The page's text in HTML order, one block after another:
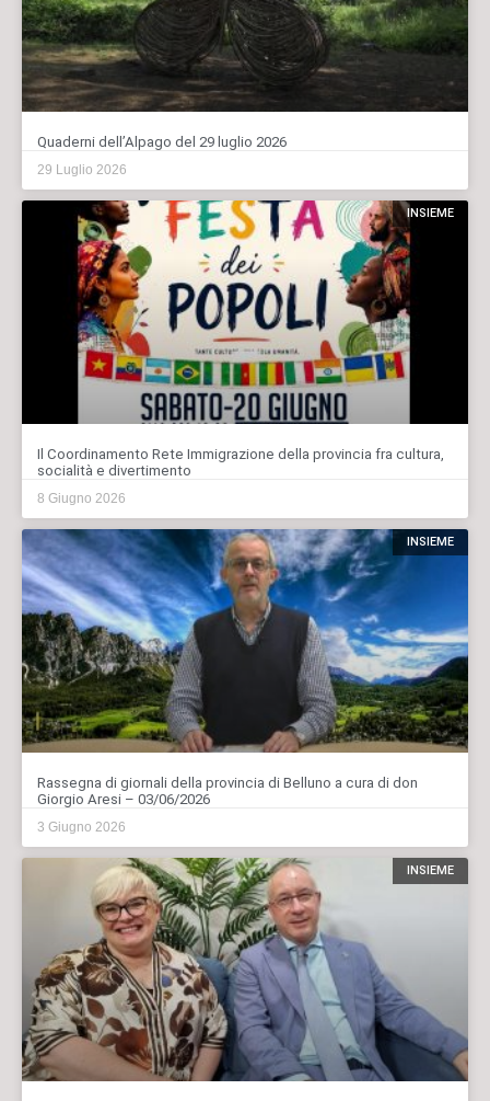
Quaderni dell’Alpago del 29 luglio 2026
29 Luglio 2026
INSIEME
Il Coordinamento Rete Immigrazione della provincia fra cultura,
socialità e divertimento
8 Giugno 2026
INSIEME
Rassegna di giornali della provincia di Belluno a cura di don
Giorgio Aresi – 03/06/2026
3 Giugno 2026
INSIEME